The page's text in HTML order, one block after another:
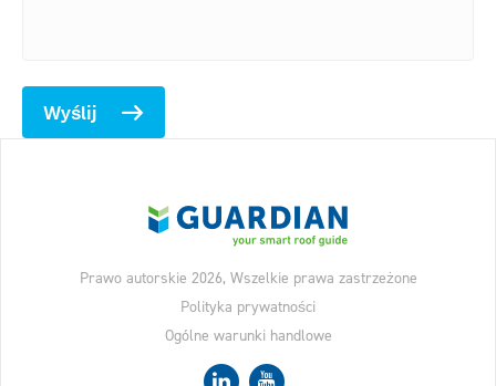
Wyślij
Prawo autorskie 2026, Wszelkie prawa zastrzeżone
Polityka prywatności
Ogólne warunki handlowe